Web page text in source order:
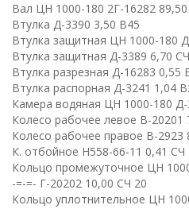
Вал ЦН 1000-180 2Г-16282
Втулка Д-3390 3,50 В45
Втулка защитная ЦН 1000-180
Втулка защитная Д-3389 6,70
Втулка разрезная Д-16283 0,55
Втулка распорная Д-3241 1,04
Камера водяная ЦН 1000-180 Д-
Колесо рабочее левое В-20201
Колесо рабочее правое В-2923
К. отбойное Н558-66-11 0,41 СЧ
Кольцо промежуточное ЦН
-=-=- Г-20202 10,00 СЧ 20
Кольцо уплотнительное ЦН